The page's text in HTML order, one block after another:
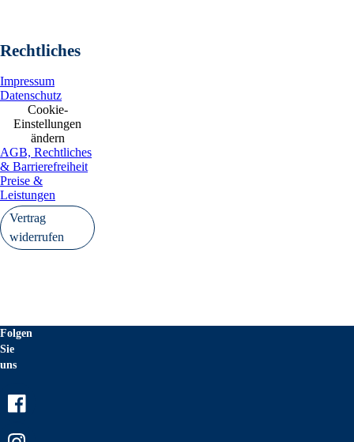
Rechtliches
Impressum
Datenschutz
Cookie-
Einstellungen
ändern
AGB, Rechtliches
& Barrierefreiheit
Preise &
Leistungen
Vertrag
widerrufen
Folgen
Sie
uns